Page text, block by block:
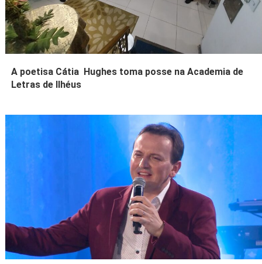
A poetisa Cátia Hughes toma posse na Academia de
Letras de Ilhéus